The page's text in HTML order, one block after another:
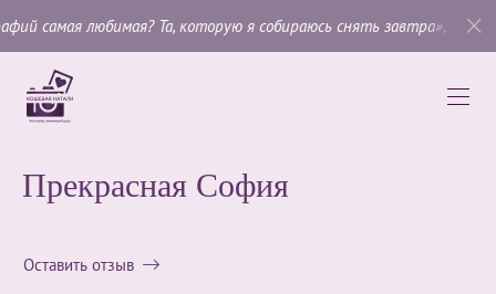
любимая? Та, которую я собираюсь снять завтра» , —Имоджен
Прекрасная София
Оставить отзыв